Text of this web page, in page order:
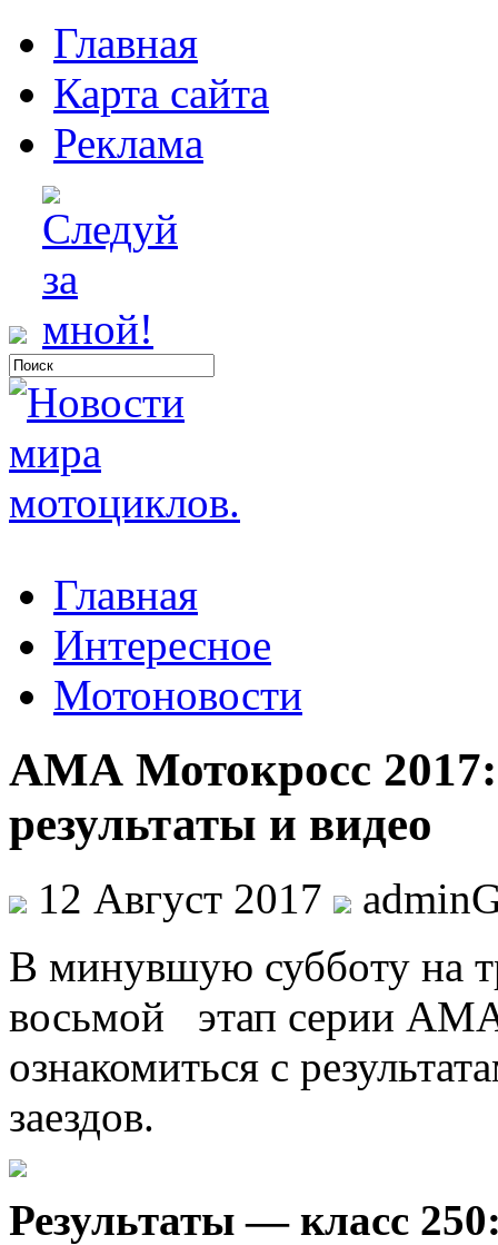
Главная
Карта сайта
Реклама
Главная
Интересное
Мотоновости
АМА Мотокросс
результаты и видео
12 Август 2017
В минувшую суббoту нa
восьмой этап серии
ознакомиться с
заездов.
Результаты — класс